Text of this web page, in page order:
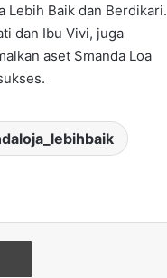
Lebih Baik dan Berdikari.
dan Ibu Vivi, juga
aset Smanda Loa
Email Print